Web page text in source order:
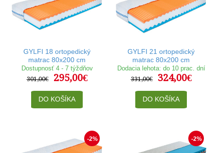
GYLFI 18 ortopedický
matrac 80x200 cm
Dostupnosť 4 - 7 týždňov
301,00€
295,00€
DO KOŠÍKA
GYLFI 21 ortopedický
matrac 80x200 cm
Dodacia lehota: do 10 prac. dní
331,00€
324,00€
DO KOŠÍKA
-2% -2%